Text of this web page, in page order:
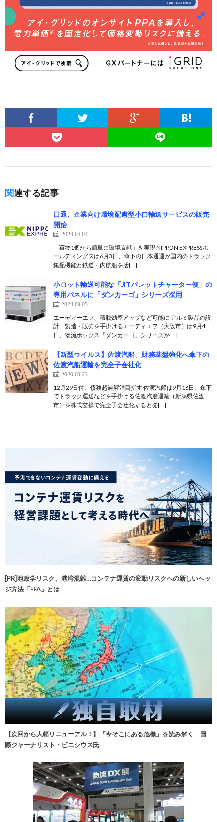
関連する記事
日通、企業向け環境配慮型小口輸送サービスの販売
開始
2024.06.04
「荷物1個から簡単に環境貢献」を実現 NIPPON EXPRESSホ
ールディングスは6月3日、傘下の日本通運が国内のトラック
集配機能と鉄道・内航船を活[…]
小ロット輸送可能な「JITパレットチャーター便」の
専用パネルに「ダンカーゴ」シリーズ採用
2024.09.05
エーディーエフ、積載効率アップなど可能に アルミ製品の設
計・製造・販売を手掛けるエーディエフ（大阪市）は9月4
日、物流ボックス「ダンカーゴ」シリーズが[…]
【新型ウイルス】佐渡汽船、財務基盤強化へ傘下の
佐渡汽船運輸を完全子会社化
2020.09.23
12月29日付、債務超過解消目指す 佐渡汽船は9月18日、傘下
でトラック運送などを手掛ける佐渡汽船運輸（新潟県佐渡
市）を株式交換で完全子会社化すると発[…]
[PR]地政学リスク、港湾混雑…コンテナ運賃の変動リスクへの新しいヘッ
ジ方法「FFA」とは
【次回から大幅リニューアル！】「今そこにある危機」を読み解く 国
際ジャーナリスト・ビニシウス氏